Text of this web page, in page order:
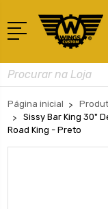
Busca
Página inicial
Sissy Bar King 30"
Road King - Preto